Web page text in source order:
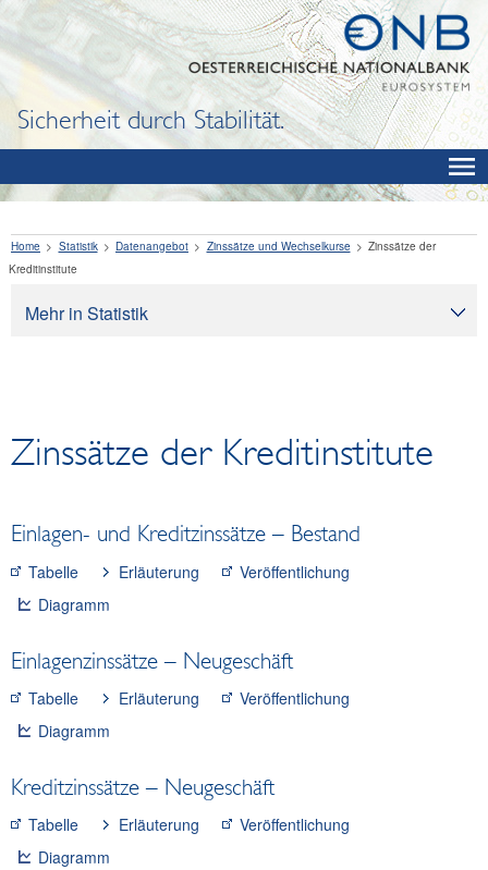
Sicherheit durch Stabilität.
Mehr in Statistik
Zinssätze und Wechselkurse
Zinssätze der Kreditinstitute
Renditen österreichischer Bundesanleihen
Wechselkurse
Wertpapiere
Zahlungsmittel und Zahlungssysteme
Preise, Wettbewerbsfähigkeit
Gesamtwirtschaftliche Finanzierungsrechnung
Klassifikationen
Home Statistik Datenangebot Zinssätze und Wechselkurse
Zinssätze der
Kreditinstitute
Zinssätze der Kreditinstitute
Einlagen- und Kreditzinssätze – Bestand
Tabelle Erläuterung
Veröffentlichung
Diagramm
Einlagenzinssätze – Neugeschäft
Tabelle Erläuterung
Veröffentlichung
Diagramm
Kreditzinssätze – Neugeschäft
Tabelle Erläuterung
Veröffentlichung
Diagramm